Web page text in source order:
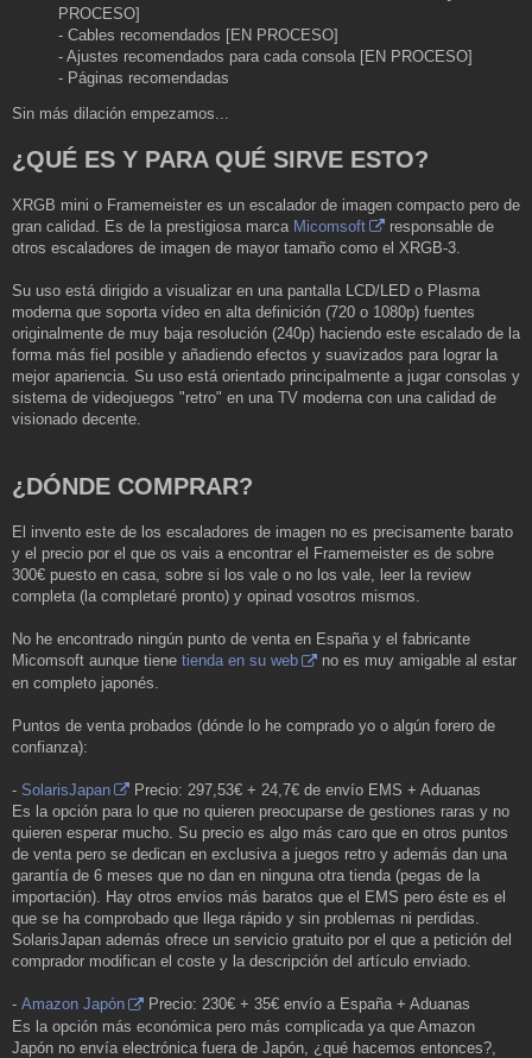
PROCESO]
- Cables recomendados [EN PROCESO]
- Ajustes recomendados para cada consola [EN PROCESO]
- Páginas recomendadas
Sin más dilación empezamos...
¿QUÉ ES Y PARA QUÉ SIRVE ESTO?
XRGB mini o Framemeister es un escalador de imagen compacto pero de
gran calidad. Es de la prestigiosa marca Micomsoft
responsable de
otros escaladores de imagen de mayor tamaño como el XRGB-3.
Su uso está dirigido a visualizar en una pantalla LCD/LED o Plasma
moderna que soporta vídeo en alta definición (720 o 1080p) fuentes
originalmente de muy baja resolución (240p) haciendo este escalado de la
forma más fiel posible y añadiendo efectos y suavizados para lograr la
mejor apariencia. Su uso está orientado principalmente a jugar consolas y
sistema de videojuegos "retro" en una TV moderna con una calidad de
visionado decente.
¿DÓNDE COMPRAR?
El invento este de los escaladores de imagen no es precisamente barato
y el precio por el que os vais a encontrar el Framemeister es de sobre
300€ puesto en casa, sobre si los vale o no los vale, leer la review
completa (la completaré pronto) y opinad vosotros mismos.
No he encontrado ningún punto de venta en España y el fabricante
Micomsoft aunque tiene tienda en su web
no es muy amigable al estar
en completo japonés.
Puntos de venta probados (dónde lo he comprado yo o algún forero de
confianza):
- SolarisJapan
Precio: 297,53€ + 24,7€ de envío EMS + Aduanas
Es la opción para lo que no quieren preocuparse de gestiones raras y no
quieren esperar mucho. Su precio es algo más caro que en otros puntos
de venta pero se dedican en exclusiva a juegos retro y además dan una
garantía de 6 meses que no dan en ninguna otra tienda (pegas de la
importación). Hay otros envíos más baratos que el EMS pero éste es el
que se ha comprobado que llega rápido y sin problemas ni perdidas.
SolarisJapan además ofrece un servicio gratuito por el que a petición del
comprador modifican el coste y la descripción del artículo enviado.
- Amazon Japón
Precio: 230€ + 35€ envío a España + Aduanas
Es la opción más económica pero más complicada ya que Amazon
Japón no envía electrónica fuera de Japón, ¿qué hacemos entonces?,